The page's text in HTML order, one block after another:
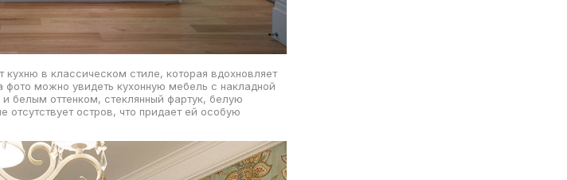
в классическом стиле, которая вдохновляет
можно увидеть кухонную мебель с накладной
белым оттенком, стеклянный фартук, белую
отсутствует остров, что придает ей особую